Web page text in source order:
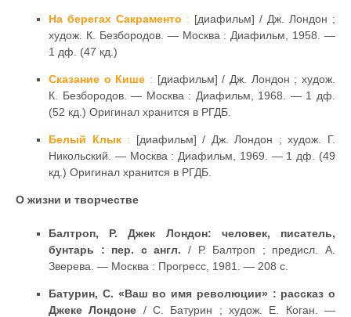
На берегах Сакраменто : [диафильм] / Дж. Лондон ;
худож. К. Безбородов. — Москва : Диафильм, 1958. —
1 дф. (47 кд.)
Сказание о Кише : [диафильм] / Дж. Лондон ; худож.
К. Безбородов. — Москва : Диафильм, 1968. — 1 дф.
(52 кд.) Оригинал хранится в РГДБ.
Белый Клык : [диафильм] / Дж. Лондон ; худож. Г.
Никольский. — Москва : Диафильм, 1969. — 1 дф. (49
кд.) Оригинал хранится в РГДБ.
О жизни и творчестве
Балтроп, Р. Джек Лондон: человек, писатель,
бунтарь : пер. с англ. / Р. Балтроп ; предисл. А.
Зверева. — Москва : Прогресс, 1981. — 208 с.
Батурин, С. «Ваш во имя революции» : рассказ о
Джеке Лондоне / С. Батурин ; худож. Е. Коган. —